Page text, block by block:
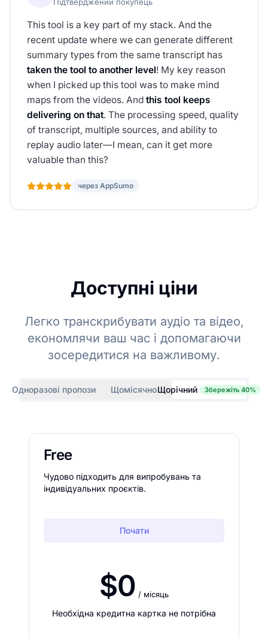
This tool is a key part of my stack. And the
recent update where we can generate different
summary types from the same transcript has
taken the tool to another level! My key reason
when I picked up this tool was to make mind
maps from the videos. And this tool keeps
delivering on that. The processing speed, quality
of transcript, multiple sources, and ability to
replay audio later—I mean, can it get more
valuable than this?
через AppSumo
Доступні ціни
Легко транскрибувати аудіо та відео,
економлячи ваш час і допомагаючи
зосередитися на важливому.
Одноразові пропозиції ЩомісячноЩорічний Збережіть 40%
Free
Чудово підходить для випробувань та
індивідуальних проєктів.
Почати
$0 / місяць
Необхідна кредитна картка не потрібна